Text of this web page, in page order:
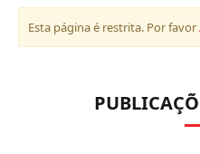
Esta página é restrita. Por favor